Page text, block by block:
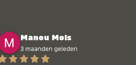
Manou Mols
3 maanden geleden